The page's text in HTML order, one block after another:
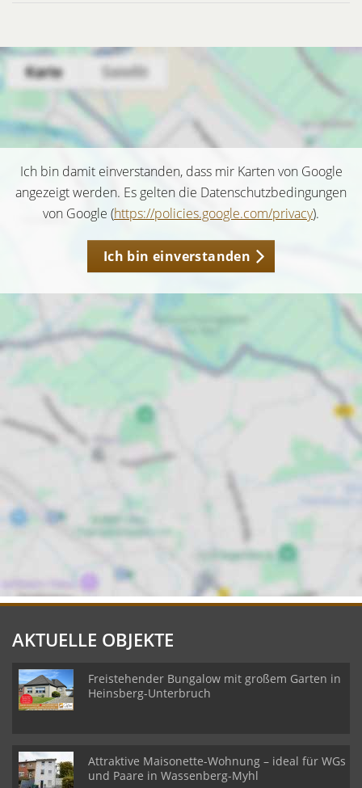
Ich bin damit einverstanden, dass mir Karten von Google
angezeigt werden. Es gelten die Datenschutzbedingungen
von Google (https://policies.google.com/privacy).
Ich bin einverstanden
AKTUELLE OBJEKTE
Freistehender Bungalow mit großem Garten in
Heinsberg-Unterbruch
Attraktive Maisonette-Wohnung – ideal für WGs
und Paare in Wassenberg-Myhl